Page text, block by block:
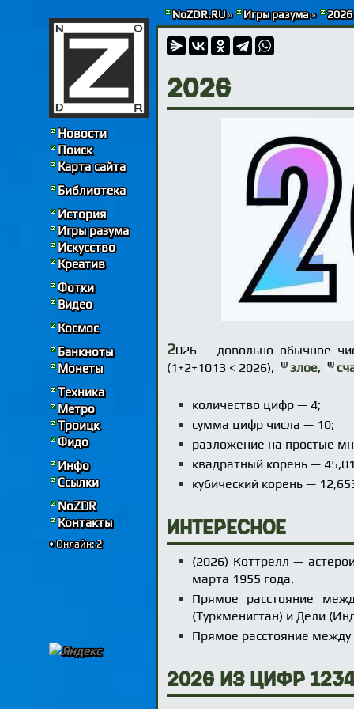
NoZDR.RU» Игры разума» 2026
Новости
Поиск
Карта сайта
Библиотека
История
Игры разума
Искусство
Креатив
Фотки
Видео
Космос
Банкноты
Монеты
Техника
Метро
Троицк
Фидо
Инфо
Ссылки
NoZDR
Контакты
• Онлайн: 2
2026
2026 – довольно обычное
(1+2+1013 < 2026),
злое,
количество цифр — 4;
сумма цифр числа — 10;
разложение на простые
квадратный корень —
кубический корень —
Интересное
(2026) Коттрелл —
марта 1955 года.
Прямое расстояние
(Туркменистан) и Дели
Прямое расстояние
2026 из цифр